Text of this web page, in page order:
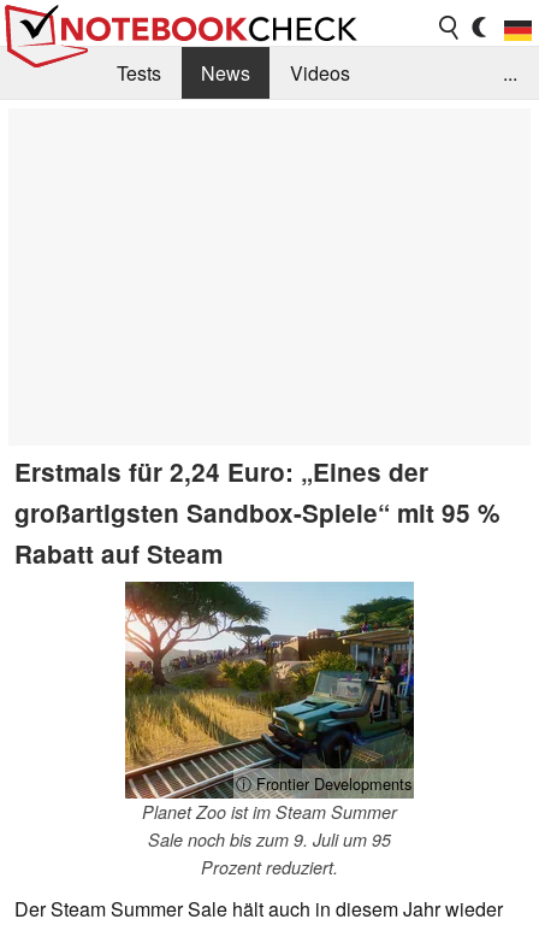
Tests News
Videos
...
Erstmals für 2,24 Euro: „Eines der
großartigsten Sandbox-Spiele“ mit 95 %
Rabatt auf Steam
ⓘ Frontier Developments
Planet Zoo ist im Steam Summer
Sale noch bis zum 9. Juli um 95
Prozent reduziert.
Der Steam Summer Sale hält auch in diesem Jahr wieder